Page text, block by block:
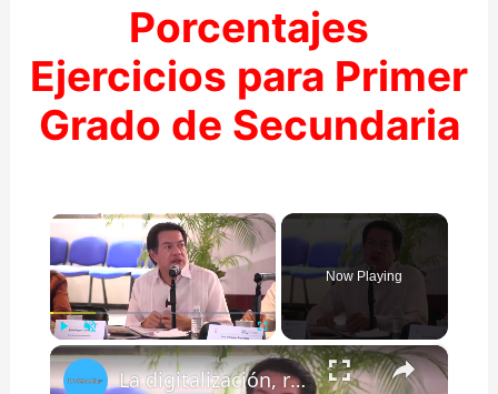
Porcentajes
Ejercicios para Primer
Grado de Secundaria
×
Play Unmute Fullscreen
Now Playing
×
La digitalización, reto para instituciones educativas y el Estado: SEP